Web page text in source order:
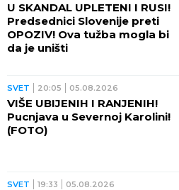
U SKANDAL UPLETENI I RUSI!
Predsednici Slovenije preti
OPOZIV! Ova tužba mogla bi
da je uništi
SVET 20:05 05.08.2026
VIŠE UBIJENIH I RANJENIH!
Pucnjava u Severnoj Karolini!
(FOTO)
SVET 19:33 05.08.2026